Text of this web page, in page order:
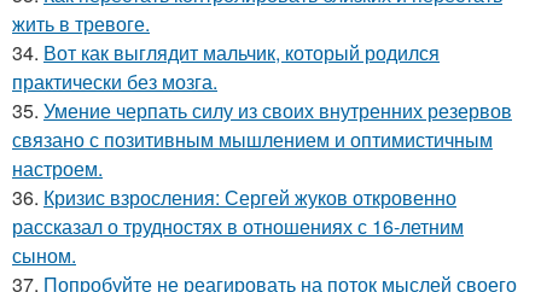
жить в тревоге.
34. Вот как выглядит мальчик, который родился
практически без мозга.
35. Умение черпать силу из своих внутренних резервов
связано с позитивным мышлением и оптимистичным
настроем.
36. Кризис взросления: Сергей жуков откровенно
рассказал о трудностях в отношениях с 16-летним
сыном.
37. Попробуйте не реагировать на поток мыслей своего